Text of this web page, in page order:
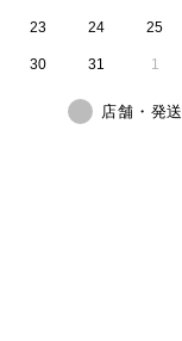
23 24 25
30 31 1
店舗・発